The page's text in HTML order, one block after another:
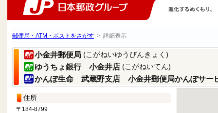
郵便局・ATM・ポストをさがす > 詳細表示
小金井郵便局 (こがねいゆうびんきょく)
ゆうちょ銀行 小金井店 (こがねいてん)
かんぽ生命 武蔵野支店 小金井郵便局かんぽサー
住所
〒184-8799